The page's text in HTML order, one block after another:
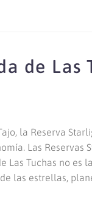
de Las
la Reserva
Las
Las Tuchas no
las estrellas,